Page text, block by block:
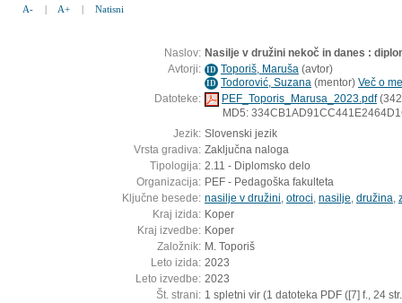
A- | A+ | Natisni
Naslov: Nasilje v družini nekoč in danes :
Avtorji: ID Toporiš, Maruša (avtor)
ID Todorović, Suzana (mentor) Več o
Datoteke:
PEF_Toporis_Marusa_2023.pdf
MD5:
Jezik: Slovenski jezik
Vrsta gradiva: Zaključna naloga
Tipologija: 2.11 - Diplomsko delo
Organizacija: PEF - Pedagoška fakulteta
Ključne besede: nasilje v družini otroci nasilje družina
Kraj izida: Koper
Kraj izvedbe: Koper
Založnik: M. Toporiš
Leto izida: 2023
Leto izvedbe: 2023
Št. strani: 1 spletni vir (1 datoteka PDF ([7] f., 24